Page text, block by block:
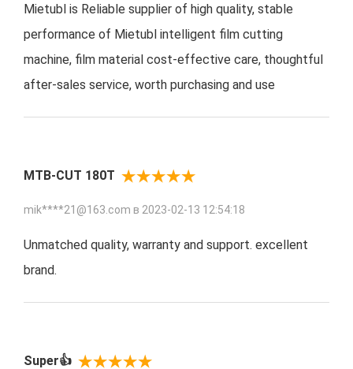
Mietubl is Reliable supplier of high quality, stable
performance of Mietubl intelligent film cutting
machine, film material cost-effective care, thoughtful
after-sales service, worth purchasing and use
MTB-CUT 180T
mik****21@163.com в 2023-02-13 12:54:18
Unmatched quality, warranty and support. excellent
brand.
Super👍